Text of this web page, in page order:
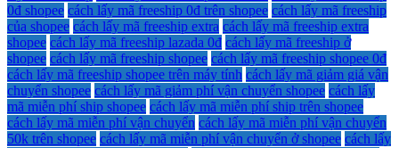
0đ shopee cách lấy mã freeship 0đ trên shopee cách lấy mã freeship
của shopee cách lấy mã freeship extra cách lấy mã freeship extra
shopee cách lấy mã freeship lazada 0đ cách lấy mã freeship ở
shopee cách lấy mã freeship shopee cách lấy mã freeship shopee 0đ
cách lấy mã freeship shopee trên máy tính cách lấy mã giảm giá vận
chuyển shopee cách lấy mã giảm phí vận chuyển shopee cách lấy
mã miễn phí ship shopee cách lấy mã miễn phí ship trên shopee
cách lấy mã miễn phí vận chuyển cách lấy mã miễn phí vận chuyển
50k trên shopee cách lấy mã miễn phí vận chuyển ở shopee cách lấy